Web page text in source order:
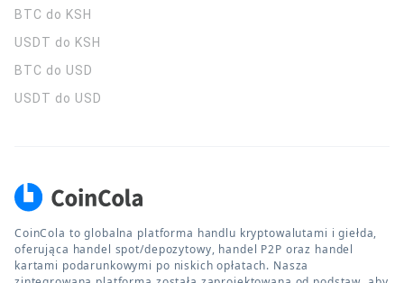
BTC do KSH
USDT do KSH
BTC do USD
USDT do USD
CoinCola to globalna platforma handlu kryptowalutami i giełda,
oferująca handel spot/depozytowy, handel P2P oraz handel
kartami podarunkowymi po niskich opłatach. Nasza